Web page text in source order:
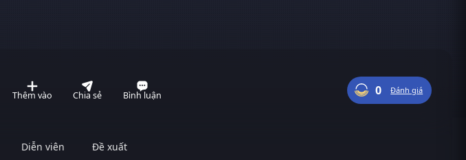
Thêm vào Chia sẻ Bình luận 0 Đánh giá
Diễn viên Đề xuất